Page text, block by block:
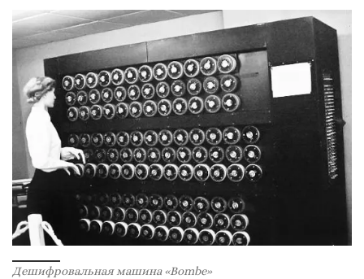
Дешифровальная машина «Bombe»